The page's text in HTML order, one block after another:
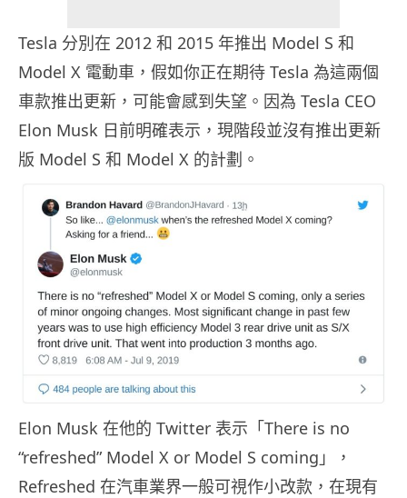
Tesla 分別在 2012 和 2015 年推出 Model S 和
Model X 電動車，假如你正在期待 Tesla 為這兩個
車款推出更新，可能會感到失望。因為 Tesla CEO
Elon Musk 日前明確表示，現階段並沒有推出更新
版 Model S 和 Model X 的計劃。
Elon Musk 在他的 Twitter 表示「There is no
“refreshed” Model X or Model S coming」，
Refreshed 在汽車業界一般可視作小改款，在現有